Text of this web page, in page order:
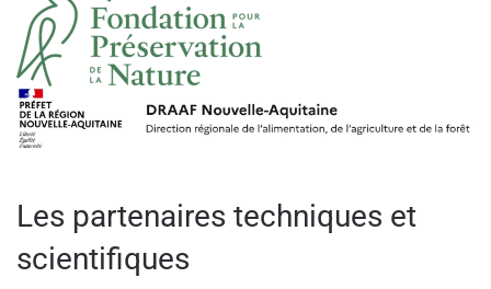
Les partenaires techniques et
scientifiques